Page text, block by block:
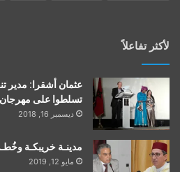
لأكثر تفاعلاً
عثمان أشقرا: مدير
تسلطوا على
ديسمبر 16, 2018
مدينـة خريبكـة
مايو 12, 2019